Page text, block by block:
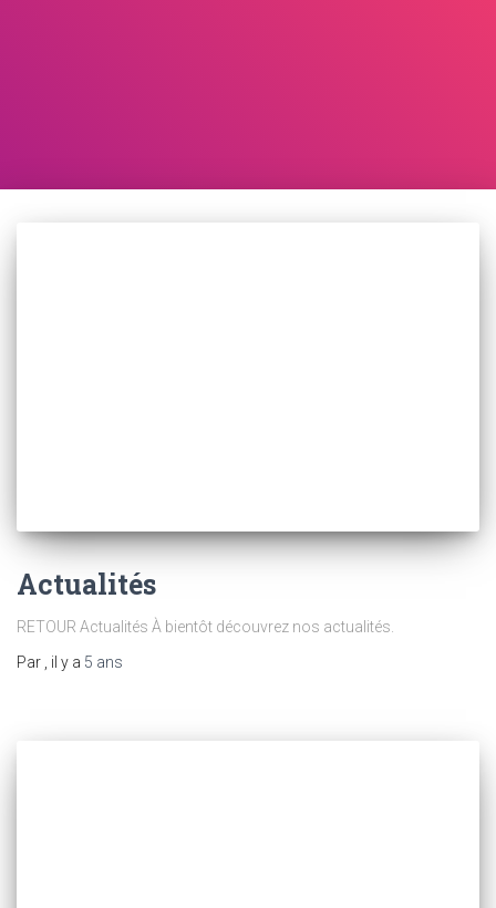
Actualités
RETOUR Actualités À bientôt découvrez nos actualités.
Par
, il y a 5 ans